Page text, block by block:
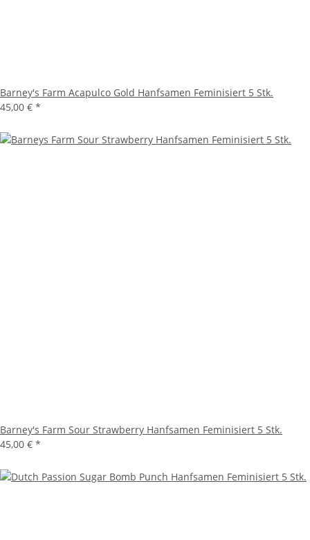
Barney's Farm Acapulco Gold Hanfsamen Feminisiert 5 Stk.
45,00 € *
Barney's Farm Sour Strawberry Hanfsamen Feminisiert 5 Stk.
45,00 € *